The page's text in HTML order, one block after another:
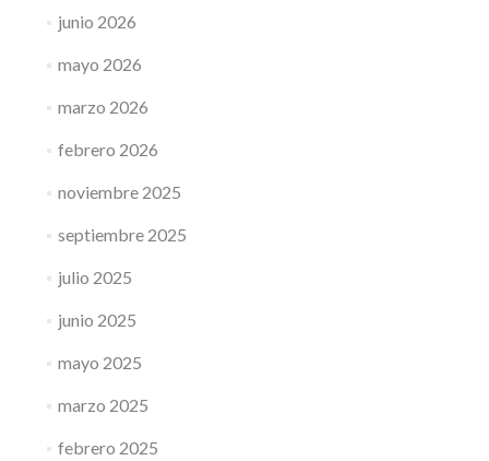
junio 2026
mayo 2026
marzo 2026
febrero 2026
noviembre 2025
septiembre 2025
julio 2025
junio 2025
mayo 2025
marzo 2025
febrero 2025